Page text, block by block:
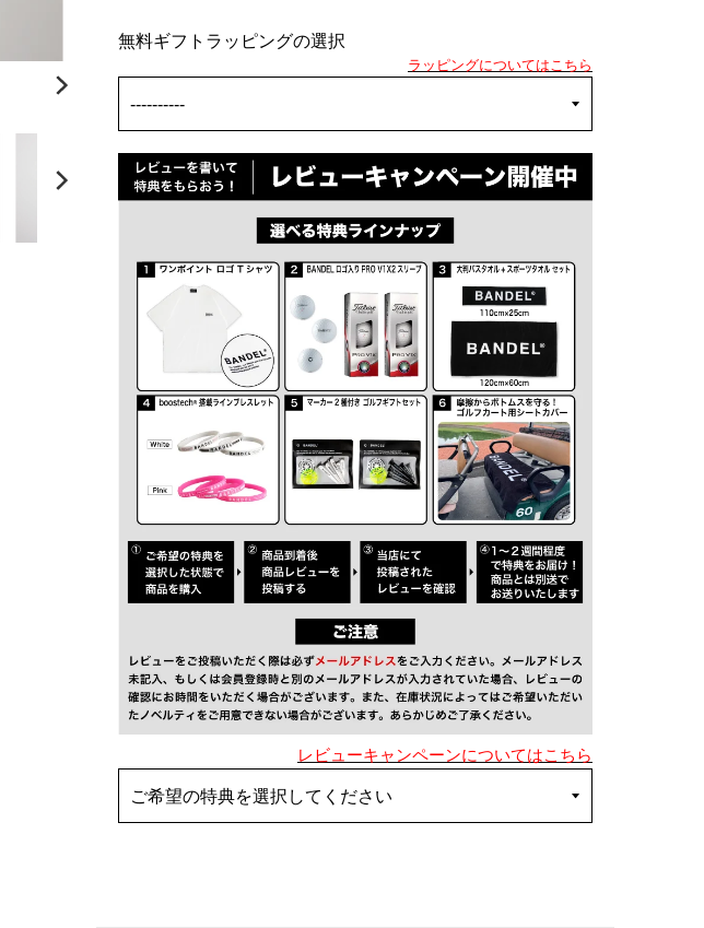
無料ギフトラッピングの選択
ラッピングについてはこちら
レビューキャンペーンについてはこちら